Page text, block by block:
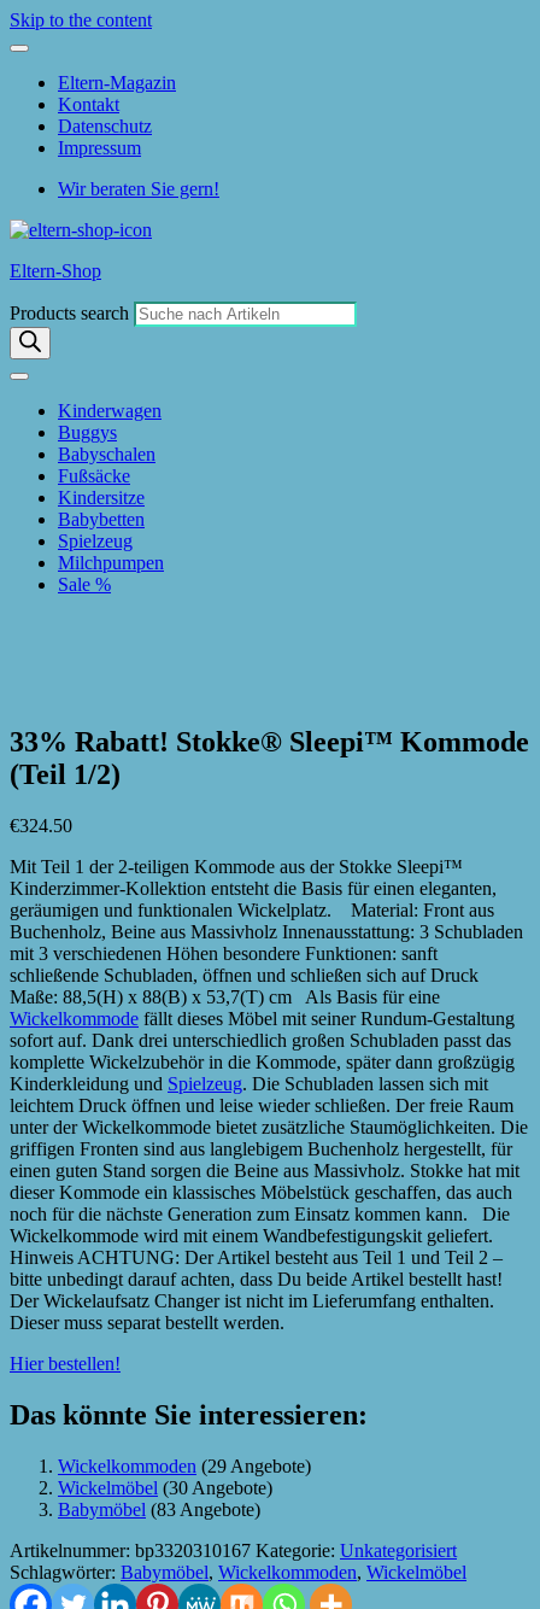
Skip to the content
Eltern-Magazin
Kontakt
Datenschutz
Impressum
Wir beraten Sie gern!
Eltern-Shop
Products search
Kinderwagen
Buggys
Babyschalen
Fußsäcke
Kindersitze
Babybetten
Spielzeug
Milchpumpen
Sale %
33% Rabatt! Stokke® Sleepi™ Kommode
(Teil 1/2)
€324.50
Mit Teil 1 der 2-teiligen Kommode aus der Stokke Sleepi™
Kinderzimmer-Kollektion entsteht die Basis für einen eleganten,
geräumigen und funktionalen Wickelplatz. Material: Front aus
Buchenholz, Beine aus Massivholz Innenausstattung: 3 Schubladen
mit 3 verschiedenen Höhen besondere Funktionen: sanft
schließende Schubladen, öffnen und schließen sich auf Druck
Maße: 88,5(H) x 88(B) x 53,7(T) cm Als Basis für eine
Wickelkommode fällt dieses Möbel mit seiner Rundum-Gestaltung
sofort auf. Dank drei unterschiedlich großen Schubladen passt das
komplette Wickelzubehör in die Kommode, später dann großzügig
Kinderkleidung und Spielzeug. Die Schubladen lassen sich mit
leichtem Druck öffnen und leise wieder schließen. Der freie Raum
unter der Wickelkommode bietet zusätzliche Staumöglichkeiten. Die
griffigen Fronten sind aus langlebigem Buchenholz hergestellt, für
einen guten Stand sorgen die Beine aus Massivholz. Stokke hat mit
dieser Kommode ein klassisches Möbelstück geschaffen, das auch
noch für die nächste Generation zum Einsatz kommen kann. Die
Wickelkommode wird mit einem Wandbefestigungskit geliefert.
Hinweis ACHTUNG: Der Artikel besteht aus Teil 1 und Teil 2 –
bitte unbedingt darauf achten, dass Du beide Artikel bestellt hast!
Der Wickelaufsatz Changer ist nicht im Lieferumfang enthalten.
Dieser muss separat bestellt werden.
Hier bestellen!
Das könnte Sie interessieren:
Wickelkommoden (29 Angebote)
Wickelmöbel (30 Angebote)
Babymöbel (83 Angebote)
Artikelnummer: bp3320310167 Kategorie: Unkategorisiert
Schlagwörter: Babymöbel, Wickelkommoden, Wickelmöbel